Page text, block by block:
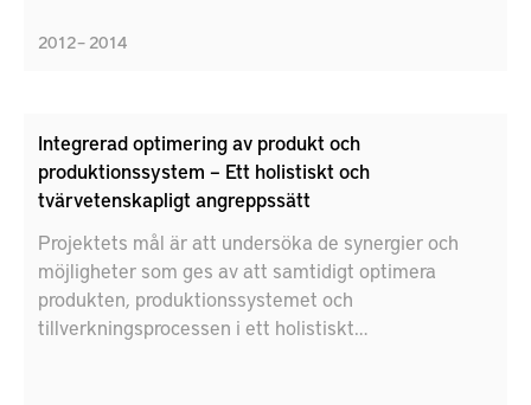
2012 – 2014
Integrerad optimering av produkt och
produktionssystem – Ett holistiskt och
tvärvetenskapligt angreppssätt
Projektets mål är att undersöka de synergier och
möjligheter som ges av att samtidigt optimera
produkten, produktionssystemet och
tillverkningsprocessen i ett holistiskt